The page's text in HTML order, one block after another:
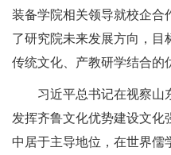
装备学院相关领导就校企合
了研究院未来发展方向，目
传统文化、产教研学结合的
习近平总书记在视察山
发挥齐鲁文化优势建设文化
中居于主导地位，在世界儒